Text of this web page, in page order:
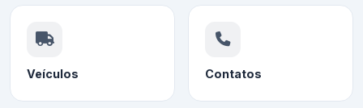
Veículos Contatos